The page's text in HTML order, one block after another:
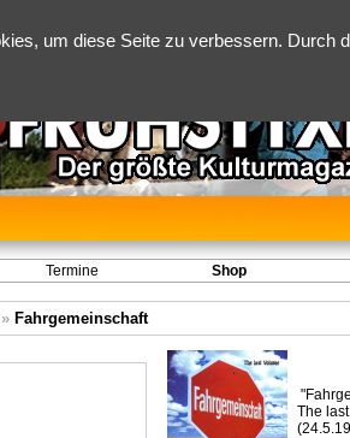
um diese Seite zu verbessern.
Termine Shop
Fahrgemeinschaft
The